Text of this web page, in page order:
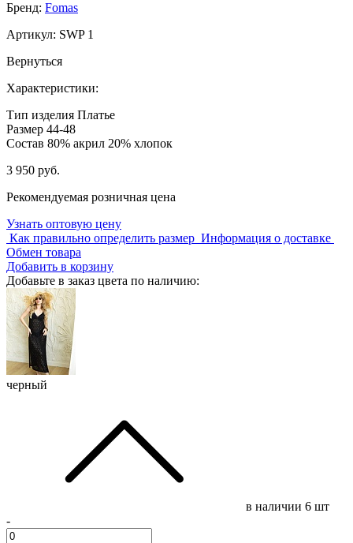
Бренд: Fomas
Артикул: SWP 1
Вернуться
Характеристики:
Тип изделия Платье
Размер 44-48
Состав 80% акрил 20% хлопок
3 950 руб.
Рекомендуемая розничная цена
Узнать оптовую цену
Как правильно определить размер Информация о доставке
Обмен товара
Добавить в корзину
Добавьте в заказ цвета по наличию:
черный
в наличии 6 шт
-